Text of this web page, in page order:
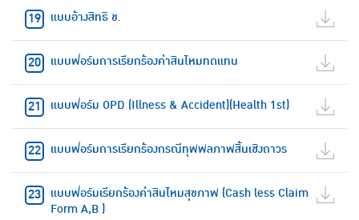
แบบอ้างสิทธิ ข.
แบบฟอร์มการเรียกร้องค่าสินไหมทดแทน
แบบฟอร์ม OPD (Illness & Accident)(Health 1st)
แบบฟอร์มการเรียกร้องกรณีทุพพลภาพสิ้นเชิงถาวร
แบบฟอร์มเรียกร้องค่าสินไหมสุขภาพ (Cash less Claim
Form A,B )